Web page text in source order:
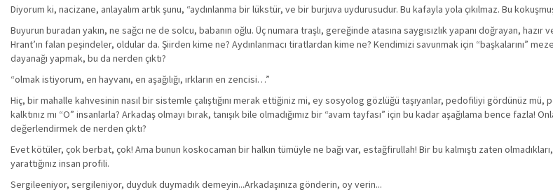
Diyorum ki, nacizane, anlayalım artık şunu, “aydınlanma bir lükstür, ve bir burjuva uydurusudur. Bu kafayla yola çıkılmaz. Bu
Buyurun buradan yakın, ne sağcı ne de solcu, babanın oğlu. Üç numara traşlı, gereğinde atasına saygısızlık yapanı doğrayan,
Hrant’ın falan peşindeler, oldular da. Şiirden kime ne? Aydınlanmacı tiratlardan kime ne? Kendimizi savunmak için “başkalarını”
dayanağı yapmak, bu da nerden çıktı?
“olmak istiyorum, en hayvanı, en aşağılığı, ırkların en zencisi…”
Hiç, bir mahalle kahvesinin nasıl bir sistemle çalıştığını merak ettiğiniz mi, ey sosyolog gözlüğü taşıyanlar, pedofiliyi gördünüz
kalktınız mı “O” insanlarla? Arkadaş olmayı bırak, tanışık bile olmadığımız bir “avam tayfası” için bu kadar aşağılama bence
değerlendirmek de nerden çıktı?
Evet kötüler, çok berbat, çok! Ama bunun koskocaman bir halkın tümüyle ne bağı var, estağfirullah! Bir bu kalmıştı zaten
yarattığınız insan profili.
Sergileeniyor, sergileniyor, duyduk duymadık demeyin...Arkadaşınıza gönderin, oy verin...